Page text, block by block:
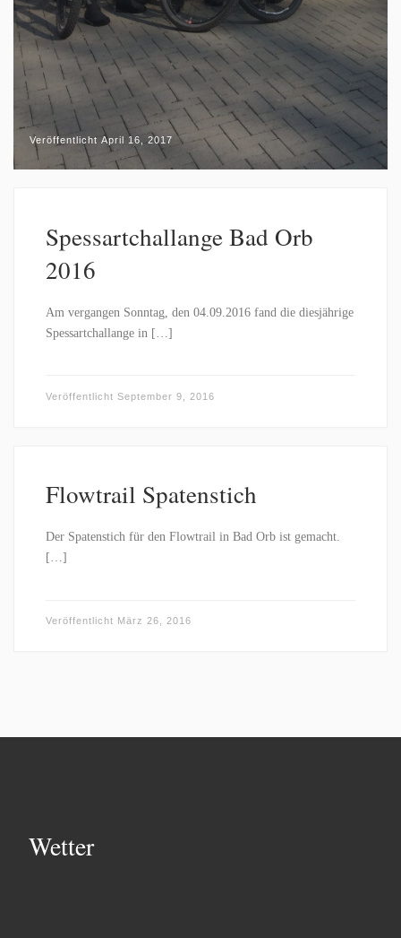
Veröffentlicht April 16, 2017
Spessartchallange Bad Orb
2016
Am vergangen Sonntag, den 04.09.2016 fand die diesjährige
Spessartchallange in […]
Veröffentlicht September 9, 2016
Flowtrail Spatenstich
Der Spatenstich für den Flowtrail in Bad Orb ist gemacht.
[…]
Veröffentlicht März 26, 2016
Wetter